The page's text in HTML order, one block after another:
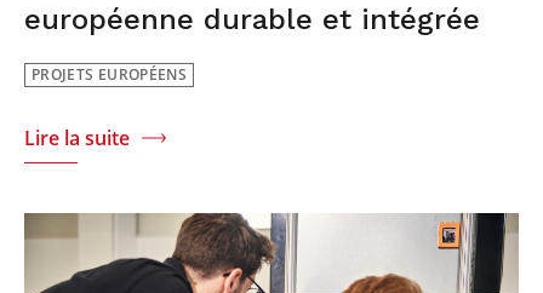
européenne durable et intégrée
PROJETS EUROPÉENS
Lire la suite